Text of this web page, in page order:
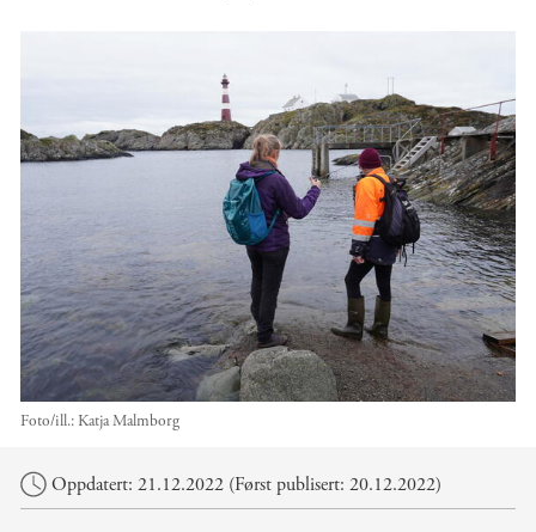
Foto/ill.: Katja Malmborg
Hovedinnhold
Oppdatert: 21.12.2022 (Først publisert: 20.12.2022)